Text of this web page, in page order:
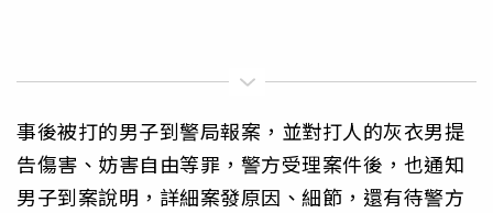
事後被打的男子到警局報案，並對打人的灰衣男提
告傷害、妨害自由等罪，警方受理案件後，也通知
男子到案說明，詳細案發原因、細節，還有待警方